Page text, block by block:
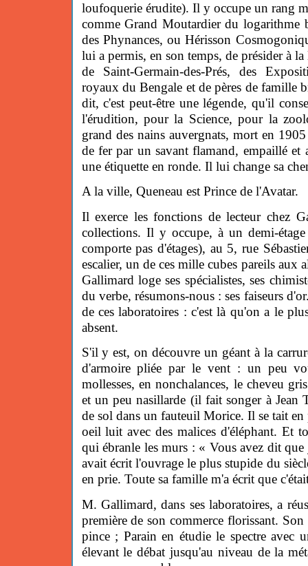
loufoquerie érudite). Il y occupe un rang
comme Grand Moutardier du logarithme
des Phynances, ou Hérisson
lui a permis, en son temps, de présider à
de Saint-Germain-des-Prés, des
royaux du Bengale et de pères de famille
dit, c'est peut-être une légende, qu'il
l'érudition, pour la Science, pour la
grand des nains auvergnats, mort en
de fer par un savant flamand, empaillé et
une étiquette en ronde. Il lui change sa
A la ville, Queneau est Prince de l'Avatar.
Il exerce les fonctions de lecteur chez
collections. Il y occupe, à un demi-
comporte pas d'étages), au 5, rue
escalier, un de ces mille cubes pareils aux
Gallimard loge ses spécialistes, ses
du verbe, résumons-nous : ses faiseurs
de ces laboratoires : c'est là qu'on a le
absent.
S'il y est, on découvre un géant à la
d'armoire pliée par le vent : un peu
mollesses, en nonchalances, le cheveu
et un peu nasillarde (il fait songer à Jean
de sol dans un fauteuil Morice. Il se tait
oeil luit avec des malices d'éléphant. Et
qui ébranle les murs : « Vous avez dit
avait écrit l'ouvrage le plus stupide du
en prie. Toute sa famille m'a écrit que
M. Gallimard, dans ses laboratoires, a
première de son commerce florissant.
pince ; Parain en étudie le spectre avec
élevant le débat jusqu'au niveau de la